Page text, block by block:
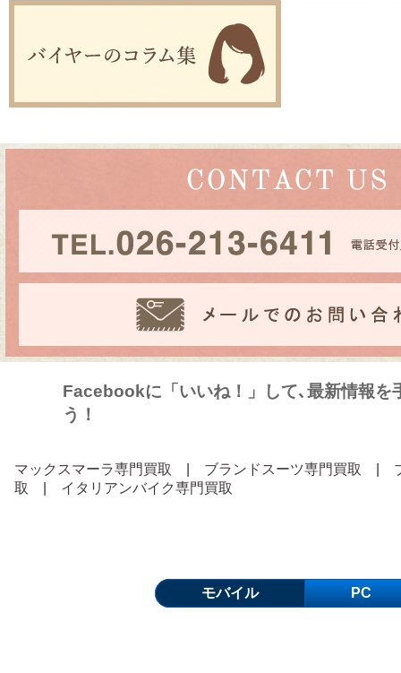
Facebookに「いいね！」して､最新情報を
う！
マックスマーラ専門買取 ブランドスーツ専門買取
取
イタリアンバイク専門買取
モバイル PC